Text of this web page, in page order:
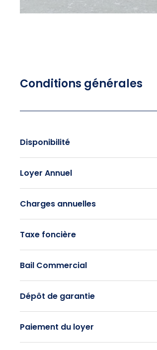
Conditions générales
Disponibilité
Loyer Annuel
Charges annuelles
Taxe foncière
Bail Commercial
Dépôt de garantie
Paiement du loyer